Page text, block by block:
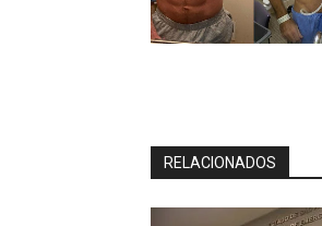
RELACIONADOS